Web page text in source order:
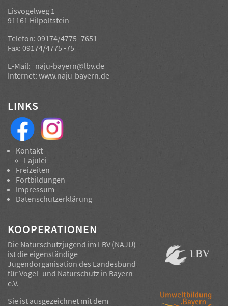
Eisvogelweg 1
91161 Hilpoltstein
Telefon: 09174/4775 -7651
Fax: 09174/4775 -75
E-Mail: naju-bayern@lbv.de
Internet: www.naju-bayern.de
LINKS
Kontakt
Lajulei
Freizeiten
Fortbildungen
Impressum
Datenschutzerklärung
KOOPERATIONEN
Die Naturschutzjugend im LBV (NAJU)
ist die eigenständige
Jugendorganisation des Landesbund
für Vogel- und Naturschutz in Bayern
e.V.
Sie ist ausgezeichnet mit dem